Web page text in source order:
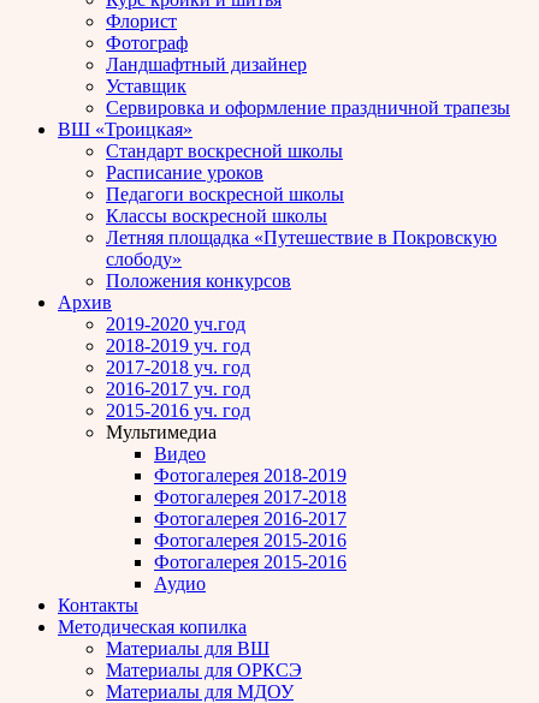
Флорист
Фотограф
Ландшафтный дизайнер
Уставщик
Сервировка и оформление праздничной трапезы
ВШ «Троицкая»
Стандарт воскресной школы
Расписание уроков
Педагоги воскресной школы
Классы воскресной школы
Летняя площадка «Путешествие в Покровскую
слободу»
Положения конкурсов
Архив
2019-2020 уч.год
2018-2019 уч. год
2017-2018 уч. год
2016-2017 уч. год
2015-2016 уч. год
Мультимедиа
Видео
Фотогалерея 2018-2019
Фотогалерея 2017-2018
Фотогалерея 2016-2017
Фотогалерея 2015-2016
Фотогалерея 2015-2016
Аудио
Контакты
Методическая копилка
Материалы для ВШ
Материалы для ОРКСЭ
Материалы для МДОУ